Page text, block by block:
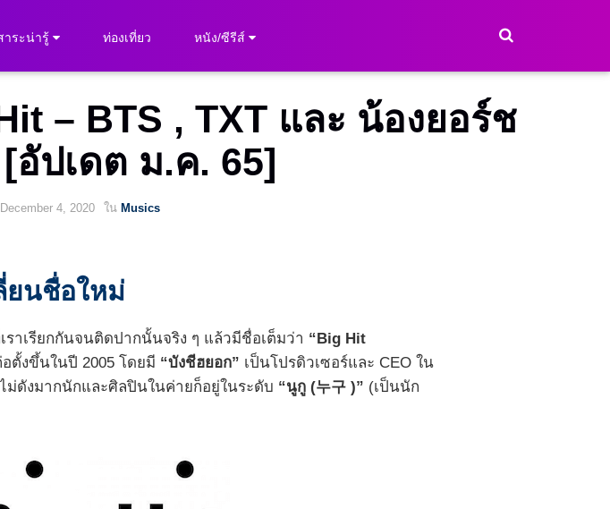
าระน่ารู้ ท่องเที่ยว หนัง/ซีรีส์
– BTS , TXT และ น้องยอร์ช
อัปเดต ม.ค. 65]
December 4, 2020 ใน Musics
ยนชื่อใหม่
ราเรียกกันจนติดปากนั้นจริง ๆ แล้วมีชื่อเต็มว่า “Big Hit
ตั้งขึ้นในปี 2005 โดยมี “บังชีฮยอก” เป็นโปรดิวเซอร์และ CEO ใน
ม่ดังมากนักและศิลปินในค่ายก็อยู่ในระดับ “นูกู (누구 )” (เป็นนัก